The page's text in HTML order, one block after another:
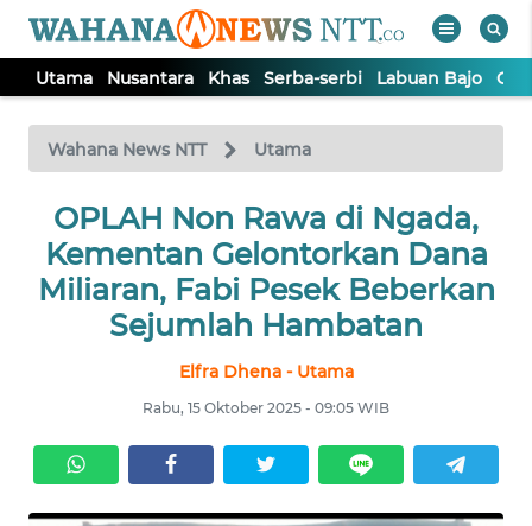
Utama Nusantara Khas Serba-serbi Labuan Bajo
Wahana News NTT Utama
OPLAH Non Rawa di Ngada,
Kementan Gelontorkan Dana
Miliaran, Fabi Pesek Beberkan
Sejumlah Hambatan
Elfra Dhena - Utama
Rabu, 15 Oktober 2025 - 09:05 WIB
TV
Tutup
UTAMA
NUSANTARA
SERBI
LABUAN